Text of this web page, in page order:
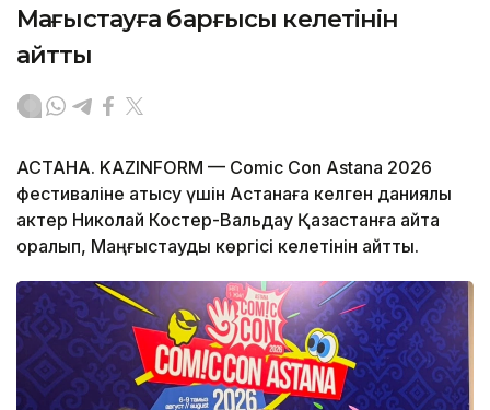
Маңғыстауға барғысы келетінін
айтты
АСТАНА. KAZINFORM — Comic Con Astana 2026
фестиваліне қатысу үшін Астанаға келген даниялық
актер Николай Костер-Вальдау Қазақстанға қайта
оралып, Маңғыстауды көргісі келетінін айтты.